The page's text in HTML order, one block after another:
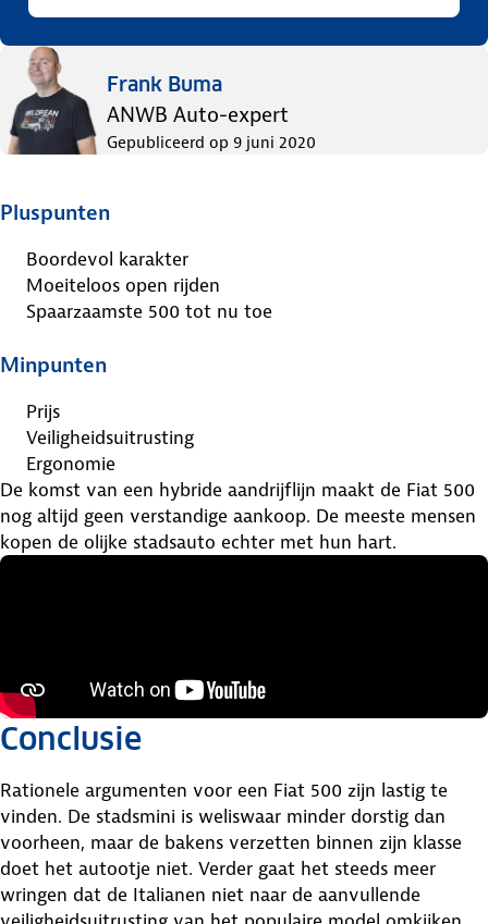
Frank Buma
ANWB Auto-expert
Gepubliceerd op 9 juni 2020
Pluspunten
Boordevol karakter
Moeiteloos open rijden
Spaarzaamste 500 tot nu toe
Minpunten
Prijs
Veiligheidsuitrusting
Ergonomie
De komst van een hybride aandrijflijn maakt de Fiat 500
nog altijd geen verstandige aankoop. De meeste mensen
kopen de olijke stadsauto echter met hun hart.
Conclusie
Rationele argumenten voor een Fiat 500 zijn lastig te
vinden. De stadsmini is weliswaar minder dorstig dan
voorheen, maar de bakens verzetten binnen zijn klasse
doet het autootje niet. Verder gaat het steeds meer
wringen dat de Italianen niet naar de aanvullende